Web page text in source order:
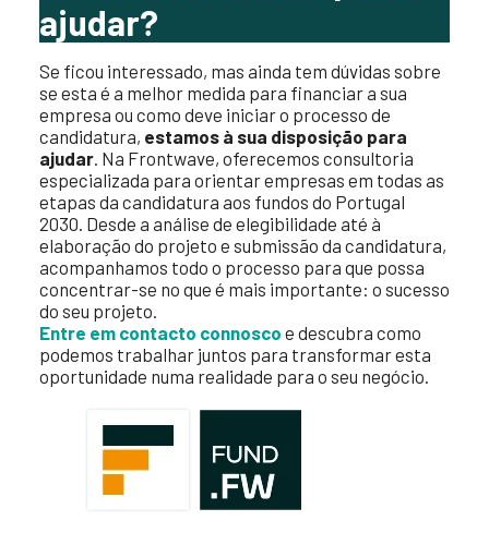
ajudar?
Se ficou interessado, mas ainda tem dúvidas sobre
se esta é a melhor medida para financiar a sua
empresa ou como deve iniciar o processo de
candidatura, estamos à sua disposição para
ajudar . Na Frontwave, oferecemos consultoria
especializada para orientar empresas em todas as
etapas da candidatura aos fundos do Portugal
2030. Desde a análise de elegibilidade até à
elaboração do projeto e submissão da candidatura,
acompanhamos todo o processo para que possa
concentrar-se no que é mais importante: o sucesso
do seu projeto.
Entre em contacto connosco e descubra como
podemos trabalhar juntos para transformar esta
oportunidade numa realidade para o seu negócio.